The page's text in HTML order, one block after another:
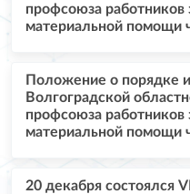
профсоюза работников
материальной помощи
Положение о порядке и
Волгоградской
профсоюза работников
материальной помощи
20 декабря состоялся